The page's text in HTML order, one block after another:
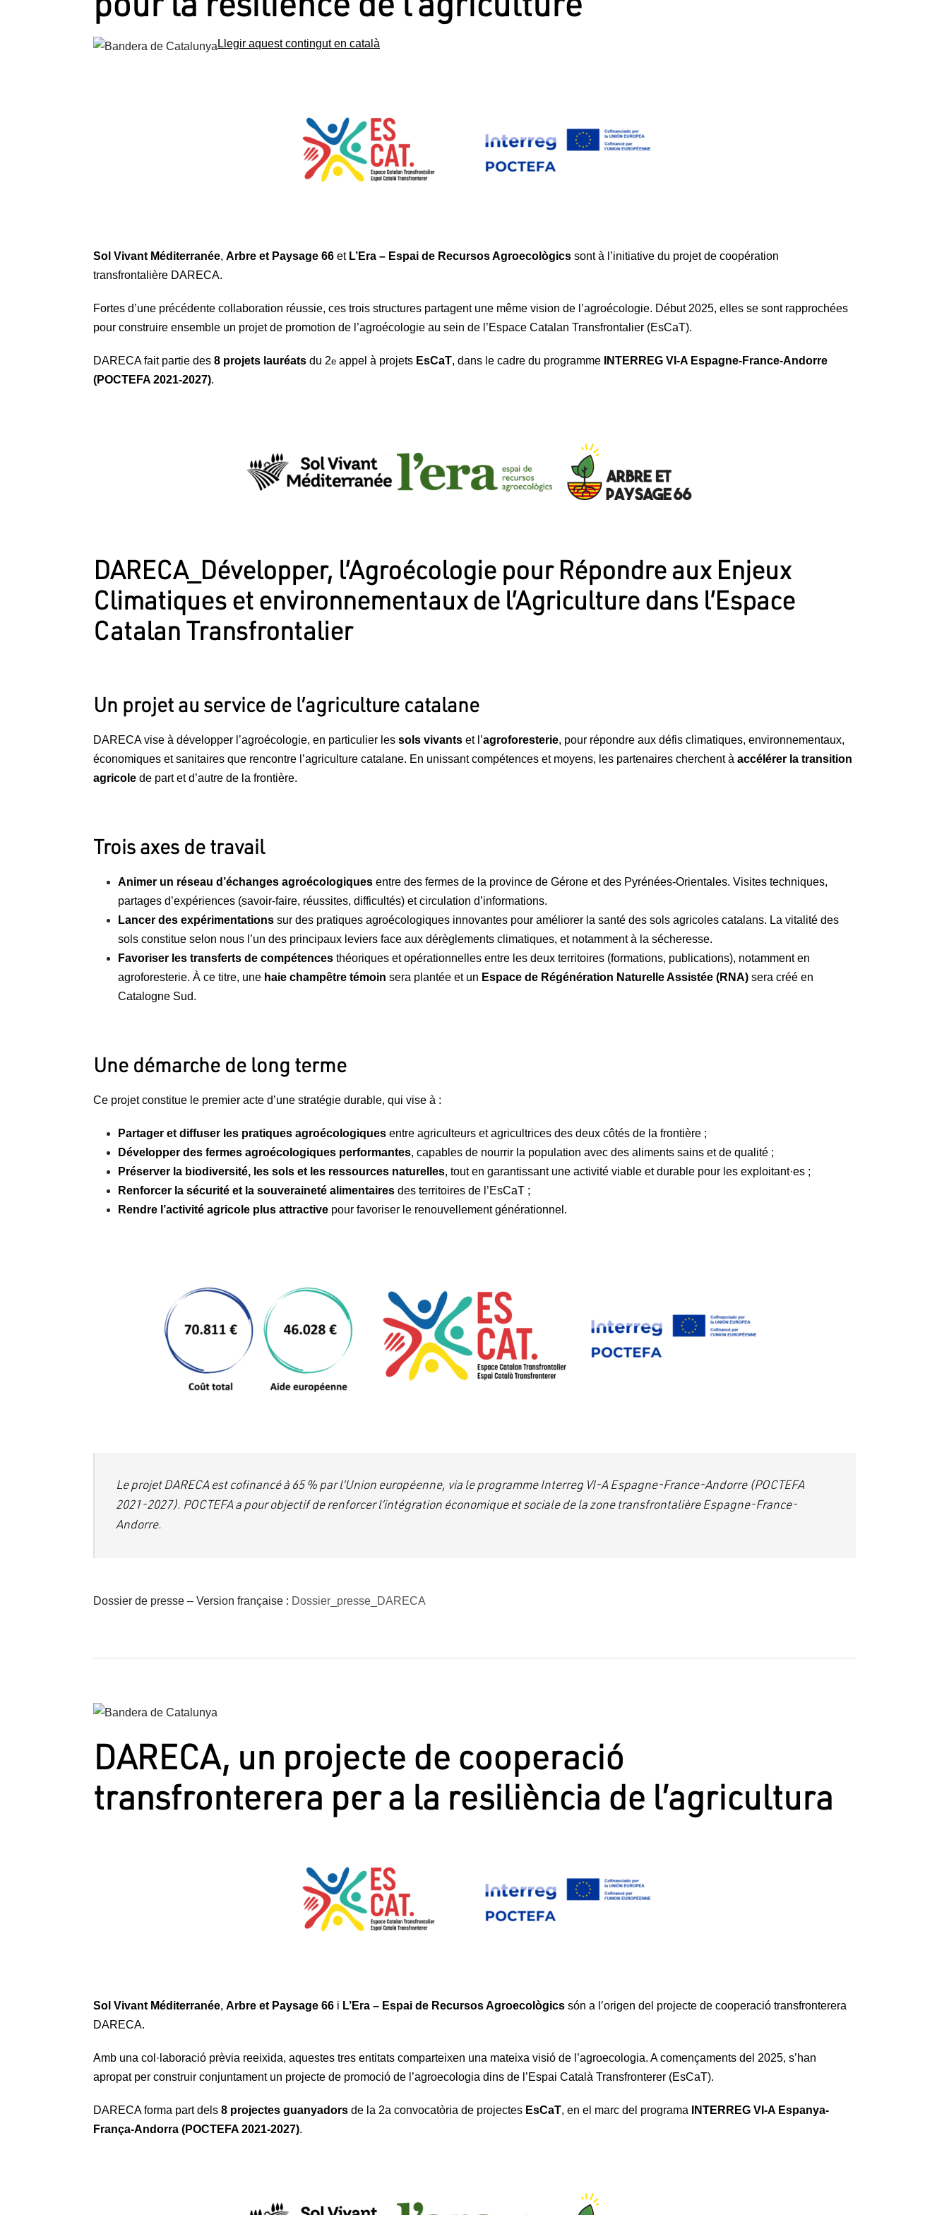
Llegir aquest contingut en català
Sol Vivant Méditerranée, Arbre et Paysage 66 et L’Era – Espai de Recursos Agroecològics sont à l’initiative du projet de coopération
transfrontalière DARECA.
Fortes d’une précédente collaboration réussie, ces trois structures partagent une même vision de l’agroécologie. Début 2025, elles se sont rapprochées
pour construire ensemble un projet de promotion de l’agroécologie au sein de l’Espace Catalan Transfrontalier (EsCaT).
DARECA fait partie des 8 projets lauréats du 2e appel à projets EsCaT, dans le cadre du programme
INTERREG VI-A Espagne-France-Andorre
(POCTEFA 2021-2027).
DARECA_Développer, l’Agroécologie pour Répondre aux Enjeux
Climatiques et environnementaux de l’Agriculture dans l’Espace
Catalan Transfrontalier
Un projet au service de l’agriculture catalane
DARECA vise à développer l’agroécologie, en particulier les sols vivants et l’agroforesterie, pour répondre aux défis climatiques, environnementaux,
économiques et sanitaires que rencontre l’agriculture catalane. En unissant compétences et moyens, les partenaires cherchent à accélérer la transition
agricole de part et d’autre de la frontière.
Trois axes de travail
Animer un réseau d’échanges agroécologiques entre des fermes de la province de Gérone et des Pyrénées-Orientales. Visites techniques,
partages d’expériences (savoir-faire, réussites, difficultés) et circulation d’informations.
Lancer des expérimentations sur des pratiques agroécologiques innovantes pour améliorer la santé des sols agricoles catalans. La vitalité des
sols constitue selon nous l’un des principaux leviers face aux dérèglements climatiques, et notamment à la sécheresse.
Favoriser les transferts de compétences théoriques et opérationnelles entre les deux territoires (formations, publications), notamment en
agroforesterie. À ce titre, une haie champêtre témoin sera plantée et un Espace de Régénération Naturelle Assistée (RNA) sera créé en
Catalogne Sud.
Une démarche de long terme
Ce projet constitue le premier acte d’une stratégie durable, qui vise à :
Partager et diffuser les pratiques agroécologiques entre agriculteurs et agricultrices des deux côtés de la frontière ;
Développer des fermes agroécologiques performantes, capables de nourrir la population avec des aliments sains et de qualité ;
Préserver la biodiversité, les sols et les ressources naturelles, tout en garantissant une activité viable et durable pour les exploitant·es ;
Renforcer la sécurité et la souveraineté alimentaires des territoires de l’EsCaT ;
Rendre l’activité agricole plus attractive pour favoriser le renouvellement générationnel.
Le projet DARECA est cofinancé à 65 % par l’Union européenne, via le programme Interreg VI-A Espagne-France-Andorre (POCTEFA
2021-2027). POCTEFA a pour objectif de renforcer l’intégration économique et sociale de la zone transfrontalière Espagne-France-
Andorre.
Dossier de presse – Version française : Dossier_presse_DARECA
DARECA, un projecte de cooperació
transfronterera per a la resiliència de l’agricultura
Sol Vivant Méditerranée, Arbre et Paysage 66 i L’Era – Espai de Recursos Agroecològics són a l’origen del projecte de cooperació transfronterera
DARECA.
Amb una col·laboració prèvia reeixida, aquestes tres entitats comparteixen una mateixa visió de l’agroecologia. A començaments del 2025, s’han
apropat per construir conjuntament un projecte de promoció de l’agroecologia dins de l’Espai Català Transfronterer (EsCaT).
DARECA forma part dels 8 projectes guanyadors de la 2a convocatòria de projectes EsCaT, en el marc del programa
INTERREG VI-A Espanya-
França-Andorra (POCTEFA 2021-2027).